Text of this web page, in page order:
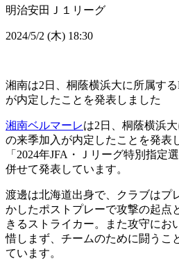
明治安田Ｊ１リーグ
2024/5/2 (木) 18:30
湘南は2日、桐蔭横浜大に所属す
が内定したことを発表しました
湘南ベルマーレは2日、桐蔭横浜
の来季加入が内定したことを発表
「2024年JFA・Ｊリーグ特別指定
併せて発表しています。
渡邊は北海道出身で、クラブはプ
かしたポストプレーで攻撃の起点
きるストライカー。また攻守にお
惜しまず、チームのために闘うこ
ています。